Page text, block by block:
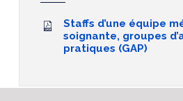
Staffs d’une équipe
soignante, groupes
pratiques (GAP)